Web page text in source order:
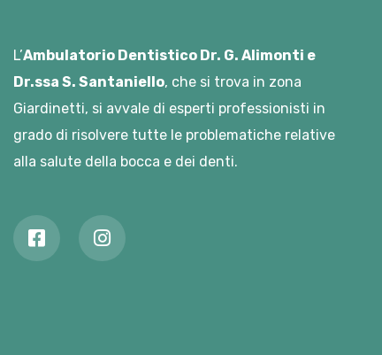
L’Ambulatorio Dentistico Dr. G. Alimonti e
Dr.ssa S. Santaniello, che si trova in zona
Giardinetti, si avvale di esperti professionisti in
grado di risolvere tutte le problematiche relative
alla salute della bocca e dei denti.